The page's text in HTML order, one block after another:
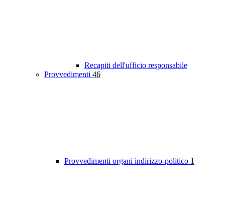
Recapiti dell'ufficio responsabile
Provvedimenti 46
Provvedimenti organi indirizzo-politico 1